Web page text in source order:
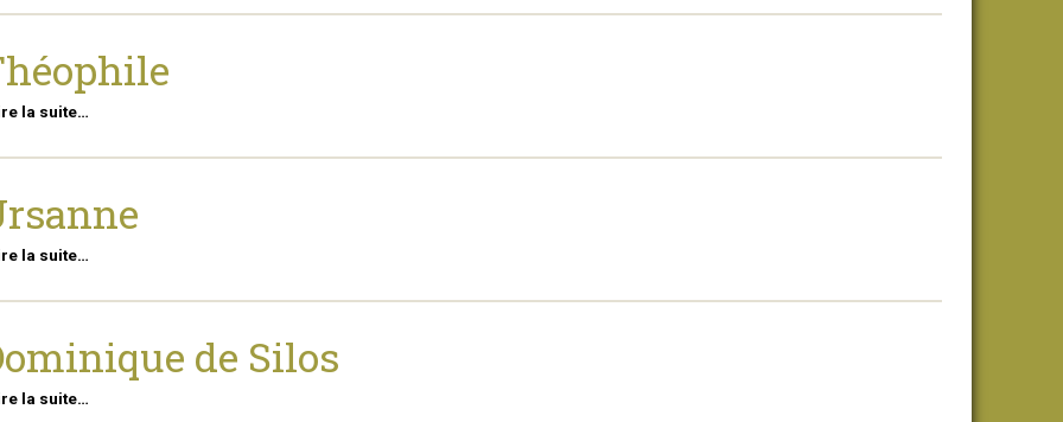
la suite…
la suite…
de Silos
la suite…